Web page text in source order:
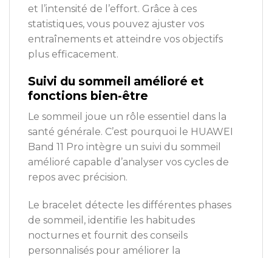
et l’intensité de l’effort. Grâce à ces
statistiques, vous pouvez ajuster vos
entraînements et atteindre vos objectifs
plus efficacement.
Suivi du sommeil amélioré et
fonctions bien-être
Le sommeil joue un rôle essentiel dans la
santé générale. C’est pourquoi le HUAWEI
Band 11 Pro intègre un suivi du sommeil
amélioré capable d’analyser vos cycles de
repos avec précision.
Le bracelet détecte les différentes phases
de sommeil, identifie les habitudes
nocturnes et fournit des conseils
personnalisés pour améliorer la